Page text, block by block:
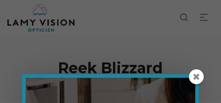
Reek Blizzard